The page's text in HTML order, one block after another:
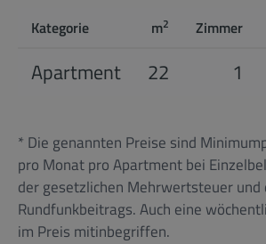
Kategorie m2 Zimmer
Apartment 22 1
* Die genannten Preise sind
pro Monat pro Apartment bei
der gesetzlichen Mehrwertsteuer und
Rundfunkbeitrags. Auch eine
im Preis mitinbegriffen.